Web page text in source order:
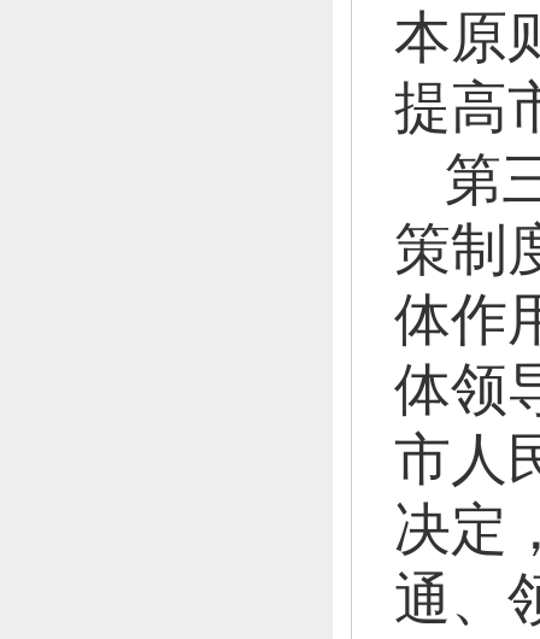
本原
提高
第
策制
体作
体领
市人
决定
通、